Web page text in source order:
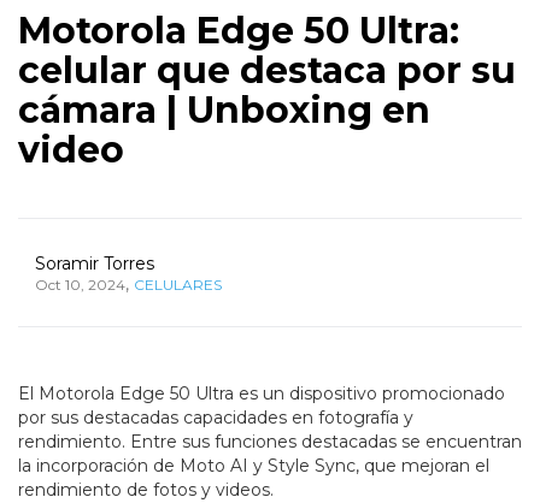
Motorola Edge 50 Ultra:
celular que destaca por su
cámara | Unboxing en
video
Soramir Torres
Oct 10, 2024, CELULARES
El Motorola Edge 50 Ultra es un dispositivo promocionado
por sus destacadas capacidades en fotografía y
rendimiento. Entre sus funciones destacadas se encuentran
la incorporación de Moto AI y Style Sync, que mejoran el
rendimiento de fotos y videos.